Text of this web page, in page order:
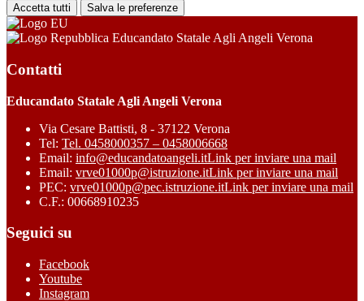
Accetta tutti Salva le preferenze
Educandato Statale Agli Angeli Verona
Contatti
Educandato Statale Agli Angeli Verona
Via Cesare Battisti, 8 - 37122 Verona
Tel: Tel. 0458000357 – 0458006668
Email: info@educandatoangeli.itLink per inviare una mail
Email: vrve01000p@istruzione.itLink per inviare una mail
PEC: vrve01000p@pec.istruzione.itLink per inviare una mail
C.F.: 00668910235
Seguici su
Facebook
Youtube
Instagram